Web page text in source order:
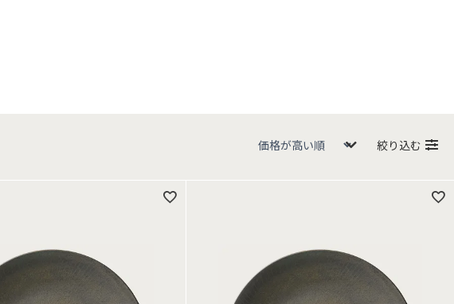
絞り込む